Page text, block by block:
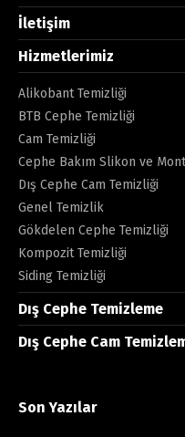
İletişim
Hizmetlerimiz
Alikobant Temizliği
BTB Cephe Temizliği
Cam Temizliği
Cephe Bakım Slikon ve
Dış Cephe Cam Temizliği
Genel Temizlik
Gökdelen Cephe Temizliği
Kompozit Temizliği
Siding Temizliği
Dış Cephe Temizleme
Dış Cephe Cam
Son Yazılar